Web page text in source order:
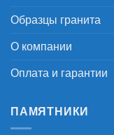
Образцы гранита
О компании
Оплата и гарантии
ПАМЯТНИКИ